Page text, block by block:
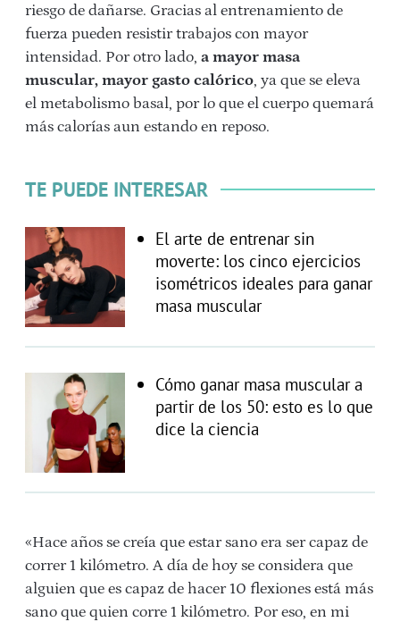
riesgo de dañarse. Gracias al entrenamiento de
fuerza pueden resistir trabajos con mayor
intensidad. Por otro lado, a mayor masa
muscular, mayor gasto calórico, ya que se eleva
el metabolismo basal, por lo que el cuerpo quemará
más calorías aun estando en reposo.
TE PUEDE INTERESAR
El arte de entrenar sin
moverte: los cinco ejercicios
isométricos ideales para ganar
masa muscular
Cómo ganar masa muscular a
partir de los 50: esto es lo que
dice la ciencia
«Hace años se creía que estar sano era ser capaz de
correr 1 kilómetro. A día de hoy se considera que
alguien que es capaz de hacer 10 flexiones está más
sano que quien corre 1 kilómetro. Por eso, en mi